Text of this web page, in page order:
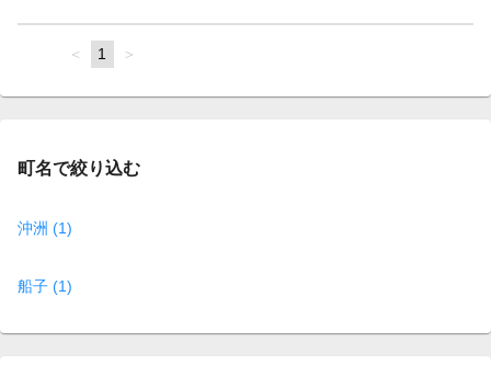
page
You're
page
1 page
町名で絞り込む
沖洲 (1)
船子 (1)